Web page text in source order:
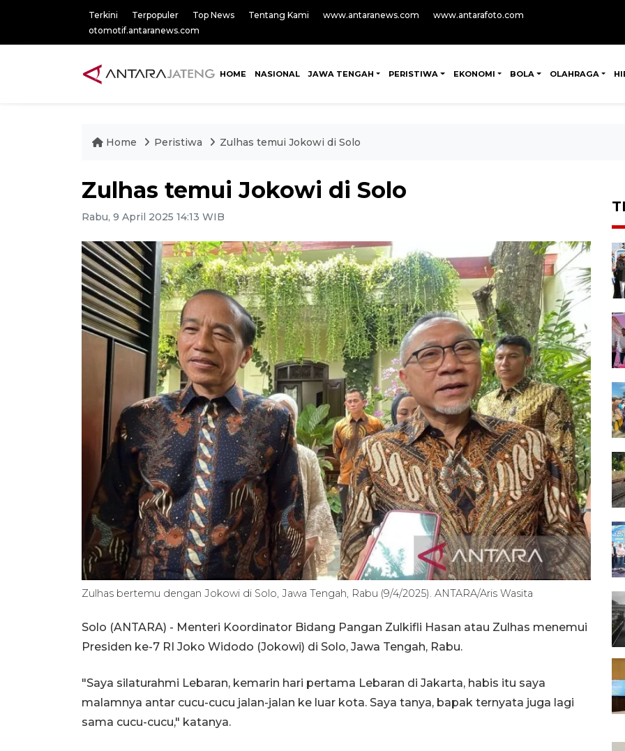
Terkini Terpopuler Top News Tentang Kami www.antaranews.com
www.antarafoto.com
otomotif.antaranews.com
HOME NASIONAL JAWA TENGAH PERISTIWA EKONOMI BOLA OLAHRAGA
Home Peristiwa Zulhas temui Jokowi di Solo
Zulhas temui Jokowi di Solo
Rabu, 9 April 2025 14:13 WIB
Zulhas bertemu dengan Jokowi di Solo, Jawa Tengah, Rabu (9/4/2025). ANTARA/Aris Wasita
Solo (ANTARA) - Menteri Koordinator Bidang Pangan Zulkifli Hasan atau Zulhas menemui
Presiden ke-7 RI Joko Widodo (Jokowi) di Solo, Jawa Tengah, Rabu.
"Saya silaturahmi Lebaran, kemarin hari pertama Lebaran di Jakarta, habis itu saya
malamnya antar cucu-cucu jalan-jalan ke luar kota. Saya tanya, bapak ternyata juga lagi
sama cucu-cucu," katanya.